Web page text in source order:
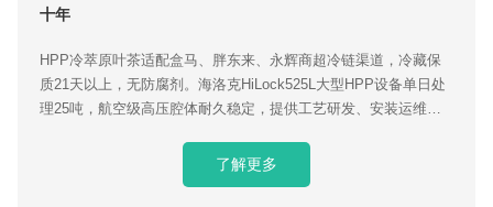
十年
HPP冷萃原叶茶适配盒马、胖东来、永辉商超冷链渠道，冷藏保
质21天以上，无防腐剂。海洛克HiLock525L大型HPP设备单日处
理25吨，航空级高压腔体耐久稳定，提供工艺研发、安装运维交
了解更多